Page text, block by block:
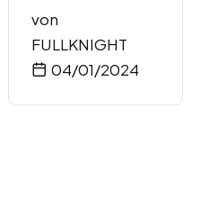
von
FULLKNIGHT
04/01/2024